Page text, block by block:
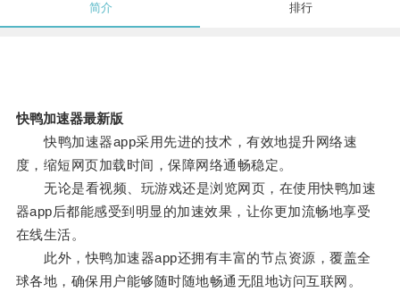
简介 排行
快鸭加速器最新版
快鸭加速器app采用先进的技术，有效地提升网络速
度，缩短网页加载时间，保障网络通畅稳定。
无论是看视频、玩游戏还是浏览网页，在使用快鸭加速
器app后都能感受到明显的加速效果，让你更加流畅地享受
在线生活。
此外，快鸭加速器app还拥有丰富的节点资源，覆盖全
球各地，确保用户能够随时随地畅通无阻地访问互联网。